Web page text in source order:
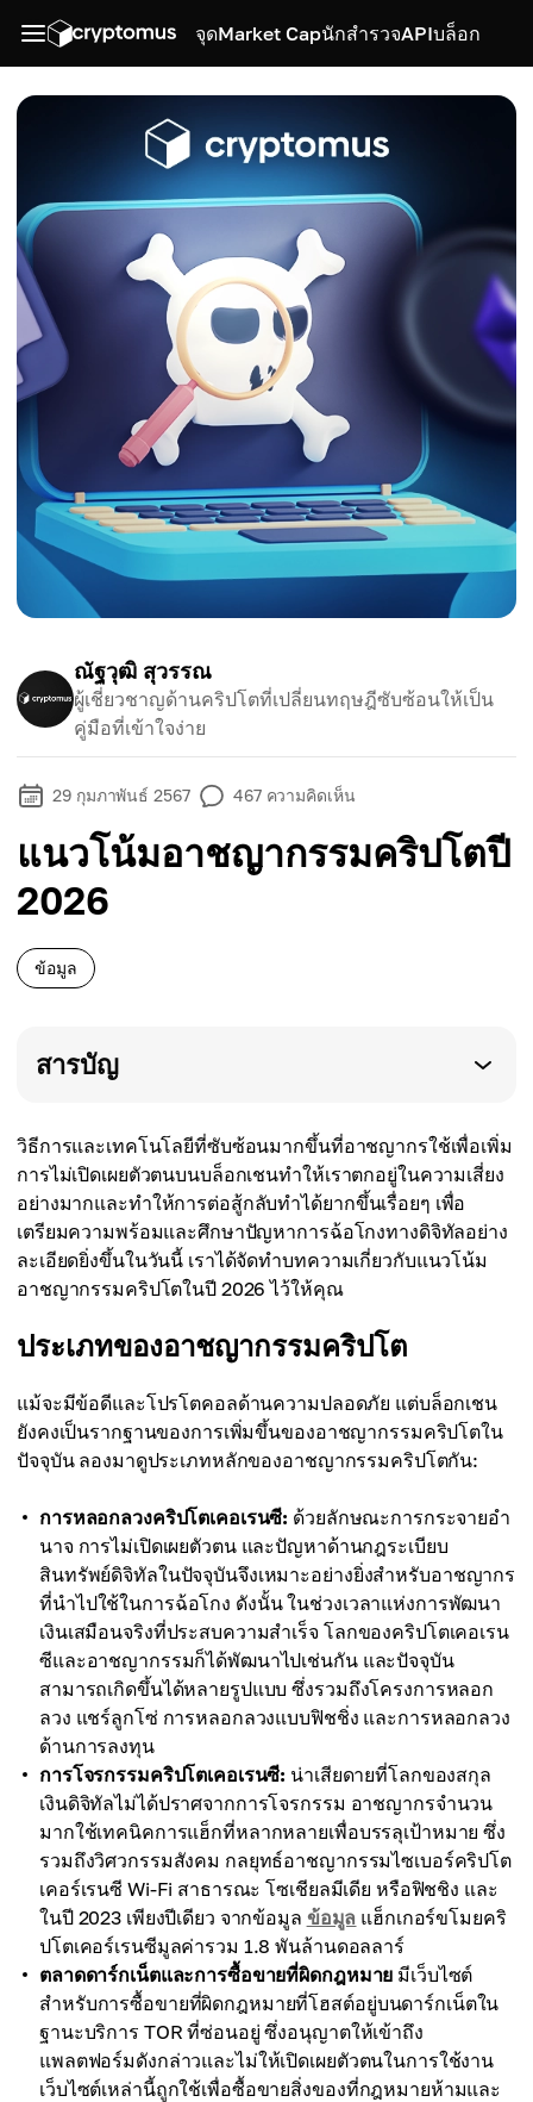
จุดMarket CapนักสำรวจAPIบล็อก
ณัฐวุฒิ สุวรรณ
ผู้เชี่ยวชาญด้านคริปโตที่เปลี่ยนทฤษฎีซับซ้อนให้เป็น
คู่มือที่เข้าใจง่าย
29 กุมภาพันธ์ 2567 467 ความคิดเห็น
แนวโน้มอาชญากรรมคริปโตปี
2026
ข้อมูล
สารบัญ
วิธีการและเทคโนโลยีที่ซับซ้อนมากขึ้นที่อาชญากรใช้เพื่อเพิ่ม
การไม่เปิดเผยตัวตนบนบล็อกเชนทำให้เราตกอยู่ในความเสี่ยง
อย่างมากและทำให้การต่อสู้กลับทำได้ยากขึ้นเรื่อยๆ เพื่อ
เตรียมความพร้อมและศึกษาปัญหาการฉ้อโกงทางดิจิทัลอย่าง
ละเอียดยิ่งขึ้นในวันนี้ เราได้จัดทำบทความเกี่ยวกับแนวโน้ม
อาชญากรรมคริปโตในปี 2026 ไว้ให้คุณ
ประเภทของอาชญากรรมคริปโต
แม้จะมีข้อดีและโปรโตคอลด้านความปลอดภัย แต่บล็อกเชน
ยังคงเป็นรากฐานของการเพิ่มขึ้นของอาชญากรรมคริปโตใน
ปัจจุบัน ลองมาดูประเภทหลักของอาชญากรรมคริปโตกัน:
การหลอกลวงคริปโตเคอเรนซี: ด้วยลักษณะการกระจายอำ
นาจ การไม่เปิดเผยตัวตน และปัญหาด้านกฎระเบียบ
สินทรัพย์ดิจิทัลในปัจจุบันจึงเหมาะอย่างยิ่งสำหรับอาชญากร
ที่นำไปใช้ในการฉ้อโกง ดังนั้น ในช่วงเวลาแห่งการพัฒนา
เงินเสมือนจริงที่ประสบความสำเร็จ โลกของคริปโตเคอเรน
ซีและอาชญากรรมก็ได้พัฒนาไปเช่นกัน และปัจจุบัน
สามารถเกิดขึ้นได้หลายรูปแบบ ซึ่งรวมถึงโครงการหลอก
ลวง แชร์ลูกโซ่ การหลอกลวงแบบฟิชชิ่ง และการหลอกลวง
ด้านการลงทุน
การโจรกรรมคริปโตเคอเรนซี: น่าเสียดายที่โลกของสกุล
เงินดิจิทัลไม่ได้ปราศจากการโจรกรรม อาชญากรจำนวน
มากใช้เทคนิคการแฮ็กที่หลากหลายเพื่อบรรลุเป้าหมาย ซึ่ง
รวมถึงวิศวกรรมสังคม กลยุทธ์อาชญากรรมไซเบอร์คริปโต
เคอร์เรนซี Wi-Fi สาธารณะ โซเชียลมีเดีย หรือฟิชชิง และ
ในปี 2023 เพียงปีเดียว จากข้อมูล ข้อมูล แฮ็กเกอร์ขโมยคริ
ปโตเคอร์เรนซีมูลค่ารวม 1.8 พันล้านดอลลาร์
ตลาดดาร์กเน็ตและการซื้อขายที่ผิดกฎหมาย มีเว็บไซต์
สำหรับการซื้อขายที่ผิดกฎหมายที่โฮสต์อยู่บนดาร์กเน็ตใน
ฐานะบริการ TOR ที่ซ่อนอยู่ ซึ่งอนุญาตให้เข้าถึง
แพลตฟอร์มดังกล่าวและไม่ให้เปิดเผยตัวตนในการใช้งาน
เว็บไซต์เหล่านี้ถูกใช้เพื่อซื้อขายสิ่งของที่กฎหมายห้ามและ